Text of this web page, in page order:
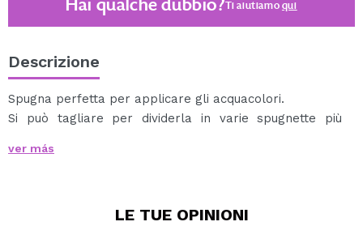
Hai qualche dubbio?Ti aiutiamoqui
Descrizione
Spugna perfetta per applicare gli acquacolori.
Si può tagliare per dividerla in varie spugnette più
ver más
LE TUE OPINIONI